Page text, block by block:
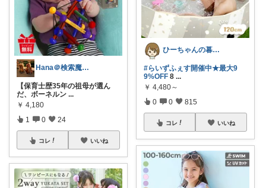
Hana＠検索魔が選ぶ|双子育児お出かけ
【保育士歴35年の祖母が選ん
だ、ボーネルン ...
￥ 4,180
1 0 24
コレ いいね
ひーちゃんの暮らしと服ROOM🌷
#らいずふぇす開催中★最大9
9%OFF 8 ...
￥ 4,480～
0 0 815
コレ いいね